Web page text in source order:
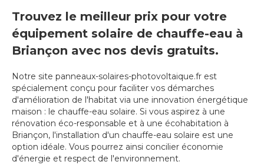
Trouvez le meilleur prix pour votre
équipement solaire de chauffe-eau à
Briançon avec nos devis gratuits.
Notre site panneaux-solaires-photovoltaique.fr est
spécialement conçu pour faciliter vos démarches
d'amélioration de l'habitat via une innovation énergétique
maison : le chauffe-eau solaire. Si vous aspirez à une
rénovation éco-responsable et à une écohabitation à
Briançon, l'installation d'un chauffe-eau solaire est une
option idéale. Vous pourrez ainsi concilier économie
d'énergie et respect de l'environnement.